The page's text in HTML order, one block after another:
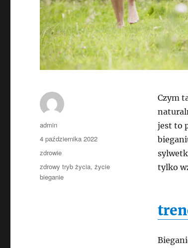
Czym
jest to
tylko
Autor
admin
Data
publikacji
4 października 2022
Kategorie
zdrowie
Tagi
zdrowy tryb życia,życie
bieganie